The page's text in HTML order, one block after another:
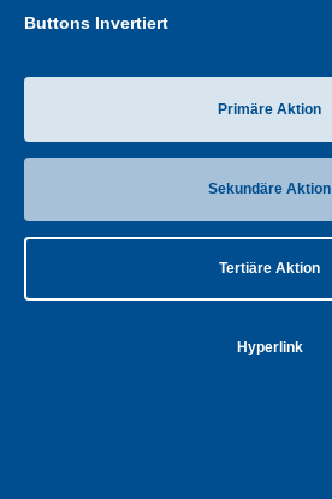
Buttons Invertiert
Primäre Aktion
Sekundäre Aktion
Tertiäre Aktion
Hyperlink